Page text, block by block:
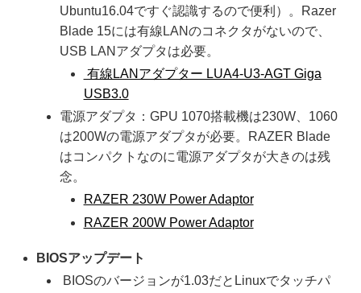
Ubuntu16.04ですぐ認識するので便利）。Razer
Blade 15には有線LANのコネクタがないので、
USB LANアダプタは必要。
有線LANアダプター LUA4-U3-AGT Giga
USB3.0
電源アダプタ：GPU 1070搭載機は230W、1060
は200Wの電源アダプタが必要。RAZER Blade
はコンパクトなのに電源アダプタが大きのは残
念。
RAZER 230W Power Adaptor
RAZER 200W Power Adaptor
BIOSアップデート
BIOSのバージョンが1.03だとLinuxでタッチパ